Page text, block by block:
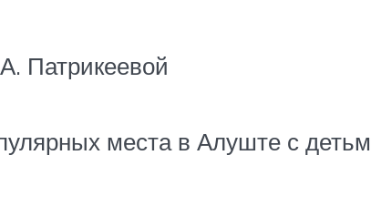
Патрикеевой
места в Алуште с